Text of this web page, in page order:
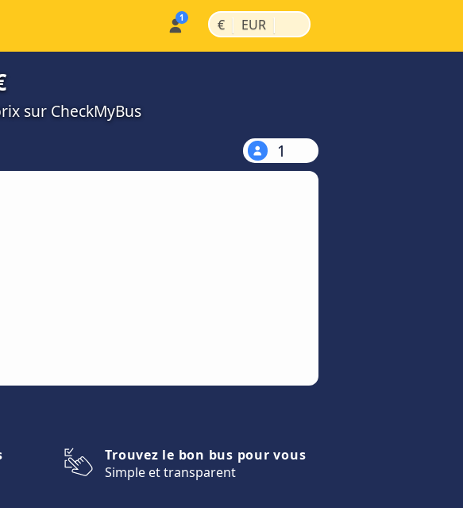
€ | EUR |
sur CheckMyBus
1
Trouvez le bon bus pour vous
Simple et transparent